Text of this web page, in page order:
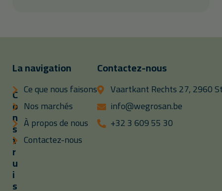
C
o
n
s
t
r
u
i
s
La navigation
Ce que nous faisons
Nos marchés
À propos de nous
Contactez-nous
Contactez-nous
Vaartkant Rechts 27, 2960
info@wegrosan.be
+32 3 609 55 30